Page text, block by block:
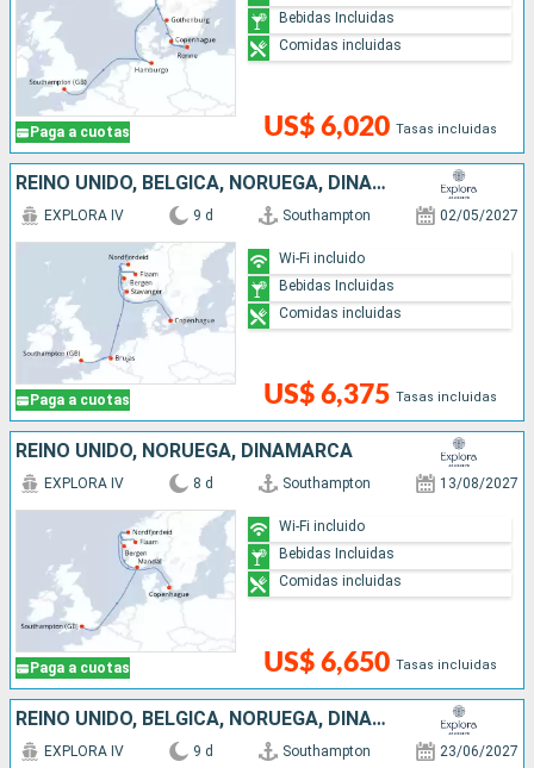
Paga a cuotas US$ 6,020 Tasas incluidas
Bebidas Incluidas
Comidas incluidas
REINO UNIDO, BÉLGICA, NORUEGA, DINAMARCA
Paga a cuotas
EXPLORA IV 9 d Southampton 02/05/2027
US$ 6,375 Tasas incluidas
Wi-Fi incluido
Bebidas Incluidas
Comidas incluidas
REINO UNIDO, NORUEGA, DINAMARCA
Paga a cuotas
EXPLORA IV 8 d Southampton 13/08/2027
US$ 6,650 Tasas incluidas
Wi-Fi incluido
Bebidas Incluidas
Comidas incluidas
REINO UNIDO, BÉLGICA, NORUEGA, DINAMARCA
EXPLORA IV 9 d Southampton 23/06/2027